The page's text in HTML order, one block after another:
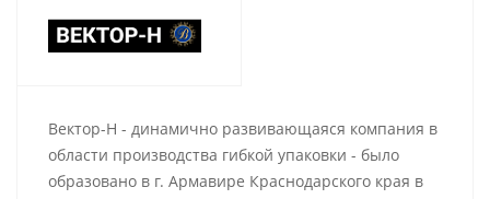
Вектор-Н - динамично развивающаяся компания в
области производства гибкой упаковки - было
образовано в г. Армавире Краснодарского края в